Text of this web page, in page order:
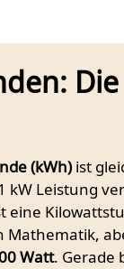
(kWh) ist
kW Leistung
eine
Mathematik,
Watt. Gerade